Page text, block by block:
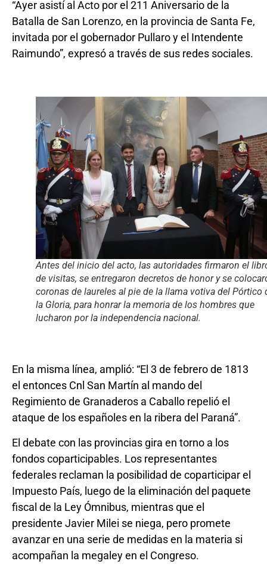
“Ayer asistí al Acto por el 211 Aniversario de la
Batalla de San Lorenzo, en la provincia de Santa Fe,
invitada por el gobernador Pullaro y el Intendente
Raimundo”, expresó a través de sus redes sociales.
Antes del inicio del acto, las autoridades firmaron el
de visitas, se entregaron decretos de honor y se
coronas de laureles al pie de la llama votiva del Pórtico
la Gloria, para honrar la memoria de los hombres que
lucharon por la independencia nacional.
En la misma línea, amplió: “El 3 de febrero de 1813
el entonces Cnl San Martín al mando del
Regimiento de Granaderos a Caballo repelió el
ataque de los españoles en la ribera del Paraná”.
El debate con las provincias gira en torno a los
fondos coparticipables. Los representantes
federales reclaman la posibilidad de coparticipar el
Impuesto País, luego de la eliminación del paquete
fiscal de la Ley Ómnibus, mientras que el
presidente Javier Milei se niega, pero promete
avanzar en una serie de medidas en la materia si
acompañan la megaley en el Congreso.